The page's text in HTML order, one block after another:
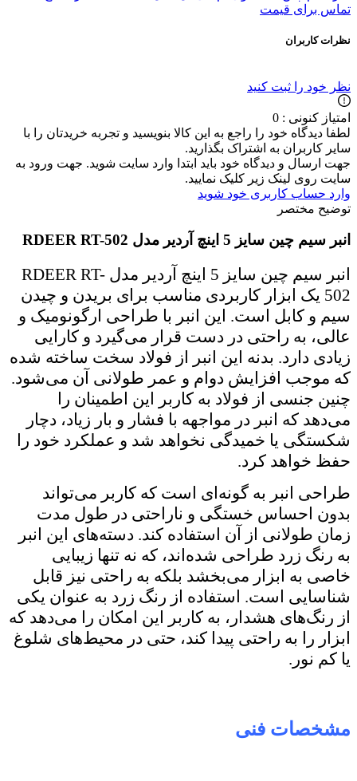
تماس برای قیمت
نظرات کاربران
نظر خود را ثبت کنید
امتیاز کنونی : 0
لطفا دیدگاه خود را راجع به این کالا بنویسید و تجربه خریدتان را با
سایر کاربران به اشتراک بگذارید.
جهت ارسال و دیدگاه خود باید ابتدا وارد سایت شوید. جهت ورود به
سایت روی لینک زیر کلیک نمایید.
وارد حساب کاربری خود شوید
توضیح مختصر
انبر سیم چین سایز 5 اینچ آردیر مدل RDEER RT-502
انبر سیم چین سایز 5 اینچ آردیر مدل RDEER RT-
502 یک ابزار کاربردی مناسب برای بریدن و چیدن
سیم و کابل است. این انبر با طراحی ارگونومیک و
عالی، به راحتی در دست قرار می‌گیرد و کارایی
زیادی دارد. بدنه این انبر از فولاد سخت ساخته شده
که موجب افزایش دوام و عمر طولانی آن می‌شود.
چنین جنسی از فولاد به کاربر این اطمینان را
می‌دهد که انبر در مواجهه با فشار و بار زیاد، دچار
شکستگی یا خمیدگی نخواهد شد و عملکرد خود را
حفظ خواهد کرد.
طراحی انبر به گونه‌ای است که کاربر می‌تواند
بدون احساس خستگی و ناراحتی در طول مدت
زمان طولانی از آن استفاده کند. دسته‌های این انبر
به رنگ زرد طراحی شده‌اند، که نه تنها زیبایی
خاصی به ابزار می‌بخشد بلکه به راحتی نیز قابل
شناسایی است. استفاده از رنگ زرد به عنوان یکی
از رنگ‌های هشدار، به کاربر این امکان را می‌دهد که
ابزار را به راحتی پیدا کند، حتی در محیط‌های شلوغ
یا کم نور.
مشخصات فنی